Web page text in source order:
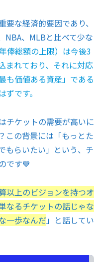
な経済的要因であり、
NBA、MLBと比べて少な
俸総額の上限）は今後3
まれており、それに対応
も価値ある資産」である
です。
チケットの需要が高いに
この背景には「もっとた
もらいたい」という、チ
です💙
以上のビジョンを持つオ
なるチケットの話じゃな
一歩なんだ 」と話してい